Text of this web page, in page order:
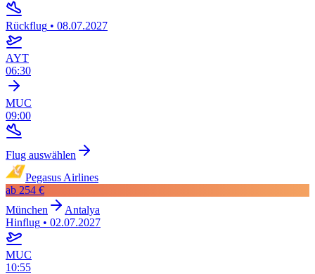
Rückflug • 08.07.2027
AYT
06:30
MUC
09:00
Flug auswählen
Pegasus Airlines
ab 254 €
München
Antalya
Hinflug • 02.07.2027
MUC
10:55